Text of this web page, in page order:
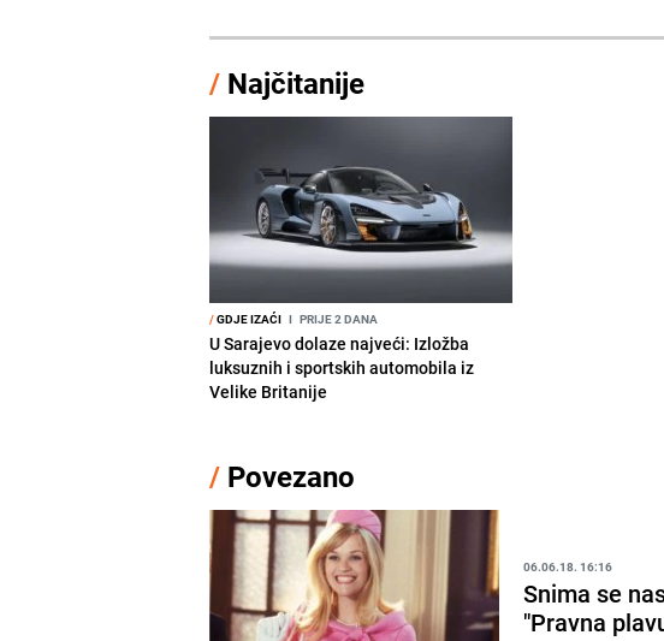
/ Najčitanije
/GDJE IZAĆI I PRIJE 2 DANA
U Sarajevo dolaze najveći: Izložba
luksuznih i sportskih automobila iz
Velike Britanije
/ Povezano
06.06.18. 16:16
Snima se
"Pravna